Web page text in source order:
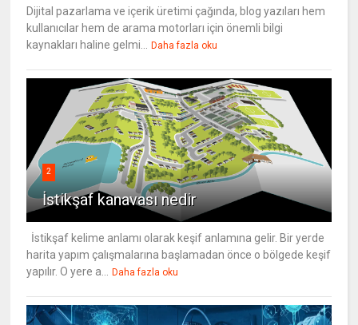
Dijital pazarlama ve içerik üretimi çağında, blog yazıları hem
kullanıcılar hem de arama motorları için önemli bilgi
kaynakları haline gelmi... Daha fazla oku
2
İstikşaf kanavası nedir
İstikşaf kelime anlamı olarak keşif anlamına gelir. Bir yerde
harita yapım çalışmalarına başlamadan önce o bölgede keşif
yapılır. O yere a... Daha fazla oku